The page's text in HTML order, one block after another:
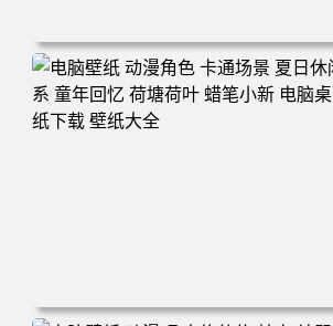
电脑壁纸 二次元角色 动漫角色 女帝 波雅·
克 海贼王 电脑桌面 高清壁纸 壁纸下载 壁